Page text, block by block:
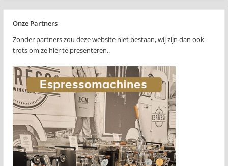
Onze Partners
Zonder partners zou deze website niet bestaan, wij zijn dan ook
trots om ze hier te presenteren..